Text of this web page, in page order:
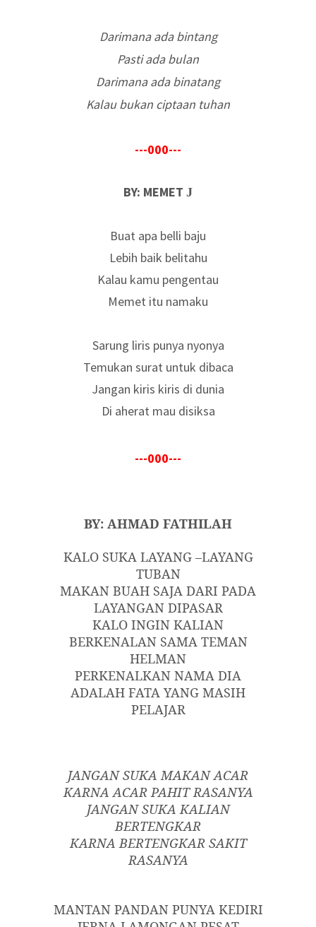
Darimana ada bintang
Pasti ada bulan
Darimana ada binatang
Kalau bukan ciptaan tuhan
---000---
BY: MEMET J
Buat apa belli baju
Lebih baik belitahu
Kalau kamu pengentau
Memet itu namaku
Sarung liris punya nyonya
Temukan surat untuk dibaca
Jangan kiris kiris di dunia
Di aherat mau disiksa
---000---
BY: AHMAD FATHILAH
KALO SUKA LAYANG –LAYANG
TUBAN
MAKAN BUAH SAJA DARI PADA
LAYANGAN DIPASAR
KALO INGIN KALIAN
BERKENALAN SAMA TEMAN
HELMAN
PERKENALKAN NAMA DIA
ADALAH FATA YANG MASIH
PELAJAR
JANGAN SUKA MAKAN ACAR
KARNA ACAR PAHIT RASANYA
JANGAN SUKA KALIAN
BERTENGKAR
KARNA BERTENGKAR SAKIT
RASANYA
MANTAN PANDAN PUNYA KEDIRI